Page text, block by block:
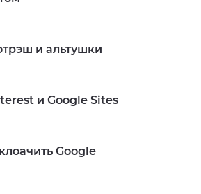
и альтушки
и Google Sites
Google